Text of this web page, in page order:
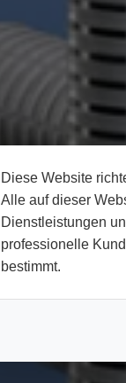
Diese Website
Alle auf dieser
Dienstleistungen
professionelle
bestimmt.